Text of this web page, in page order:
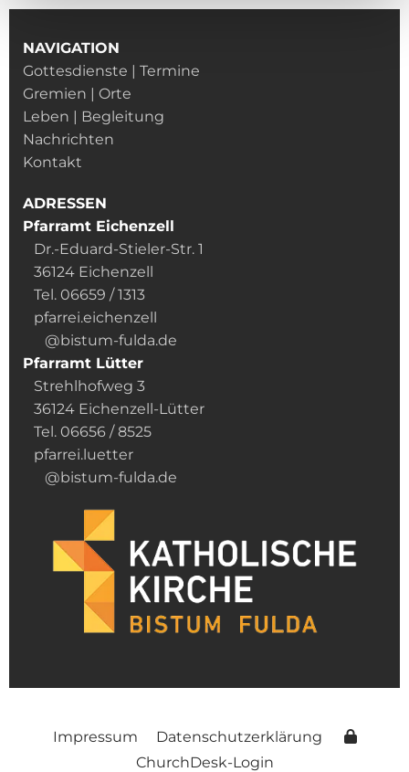
NAVIGATION
Gottesdienste | Termine
Gremien | Orte
Leben | Begleitung
Nachrichten
Kontakt
ADRESSEN
Pfarramt Eichenzell
Dr.-Eduard-Stieler-Str. 1
36124 Eichenzell
Tel. 06659 / 1313
pfarrei.eichenzell
@bistum-fulda.de
Pfarramt Lütter
Strehlhofweg 3
36124 Eichenzell-Lütter
Tel. 06656 / 8525
pfarrei.luetter
@bistum-fulda.de
Impressum
Datenschutzerklärung
ChurchDesk-Login